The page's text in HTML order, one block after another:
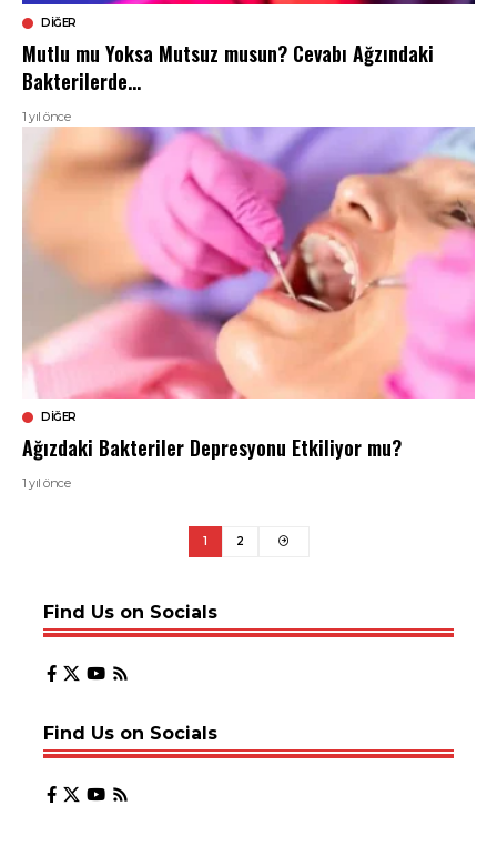
DIĞER
Mutlu mu Yoksa Mutsuz musun? Cevabı Ağzındaki
Bakterilerde…
1 yıl önce
DIĞER
Ağızdaki Bakteriler Depresyonu Etkiliyor mu?
1 yıl önce
1 2
Find Us on Socials
Find Us on Socials